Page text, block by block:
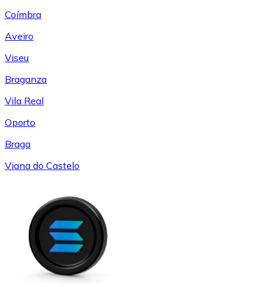
Coímbra
Aveiro
Viseu
Braganza
Vila Real
Oporto
Braga
Viana do Castelo